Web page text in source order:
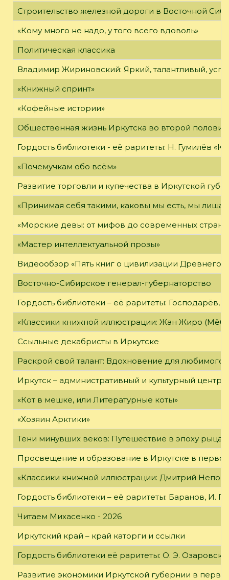
Строительство железной дороги в Восточной
«Кому много не надо, у того всего вдоволь»
Политическая классика
Владимир Жириновский: Яркий, талантливый,
«Книжный спринт»
«Кофейные истории»
Общественная жизнь Иркутска во второй
Гордость библиотеки - её раритеты: Н. Гумилёв
«Почемучкам обо всём»
Развитие торговли и купечества в Иркутской
«Принимая себя такими, каковы мы есть, мы
«Морские девы: от мифов до современных
«Мастер интеллектуальной прозы»
Видеообзор «Пять книг о цивилизации Древнего
Восточно-Сибирское генерал-губернаторство
Гордость библиотеки – её раритеты:
«Классики книжной иллюстрации: Жан Жиро
Ссыльные декабристы в Иркутске
Раскрой свой талант: Вдохновение для любимого
Иркутск – административный и культурный центр
«Кот в мешке, или Литературные коты»
«Хозяин Арктики»
Тени минувших веков: Путешествие в эпоху
Просвещение и образование в Иркутске в
«Классики книжной иллюстрации: Дмитрий
Гордость библиотеки – её раритеты: Баранов, И.
Читаем Михасенко - 2026
Иркутский край – край каторги и ссылки
Гордость библиотеки её раритеты: О. Э.
Развитие экономики Иркутской губернии в